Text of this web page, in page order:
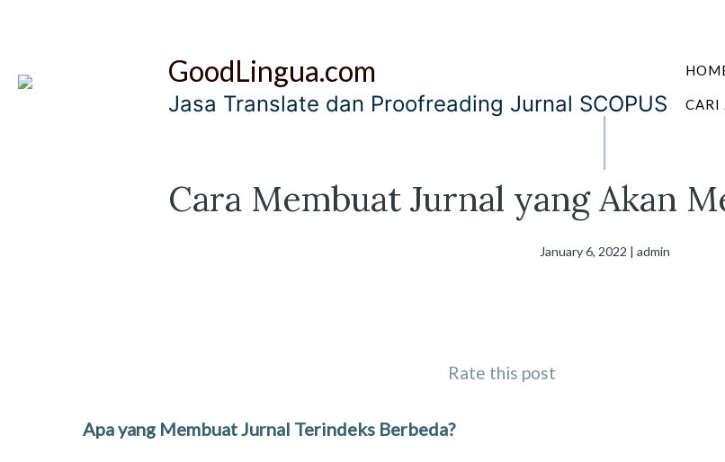
GoodLingua.com
Jasa Translate dan Proofreading Jurnal SCOPUS CARI
Cara Membuat Jurnal yang Akan
January 6, 2022 | admin
Rate this post
Apa yang Membuat Jurnal Terindeks Berbeda?